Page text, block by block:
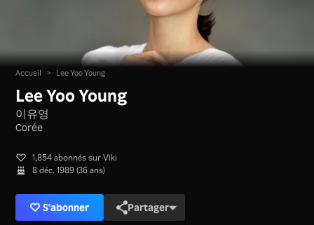
Accueil > Lee Yoo Young
Lee Yoo Young
이유영
Corée
1,854 abonnés sur Viki
8 déc. 1989 (36 ans)
S'abonner Partager